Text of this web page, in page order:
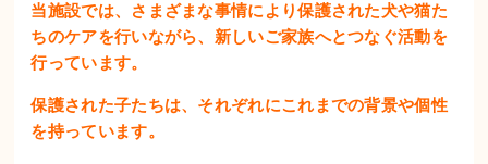
当施設では、さまざまな事情により保護された犬や猫た
ちのケアを行いながら、新しいご家族へとつなぐ活動を
行っています。
保護された子たちは、それぞれにこれまでの背景や個性
を持っています。